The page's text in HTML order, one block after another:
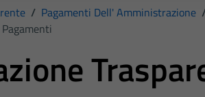
/ Pagamenti Dell' Amministrazione